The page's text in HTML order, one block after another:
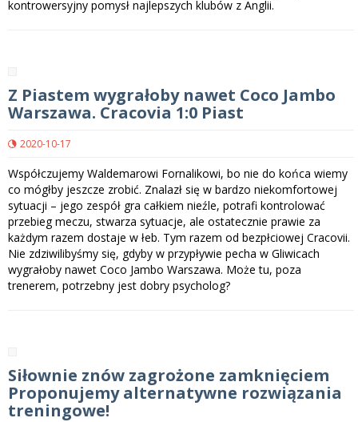
kontrowersyjny pomysł najlepszych klubów z Anglii.
Z Piastem wygrałoby nawet Coco Jambo
Warszawa. Cracovia 1:0 Piast
2020-10-17
Współczujemy Waldemarowi Fornalikowi, bo nie do końca wiemy
co mógłby jeszcze zrobić. Znalazł się w bardzo niekomfortowej
sytuacji – jego zespół gra całkiem nieźle, potrafi kontrolować
przebieg meczu, stwarza sytuacje, ale ostatecznie prawie za
każdym razem dostaje w łeb. Tym razem od bezpłciowej Cracovii.
Nie zdziwilibyśmy się, gdyby w przypływie pecha w Gliwicach
wygrałoby nawet Coco Jambo Warszawa. Może tu, poza
trenerem, potrzebny jest dobry psycholog?
Siłownie znów zagrożone zamknięciem
Proponujemy alternatywne rozwiązania
treningowe!